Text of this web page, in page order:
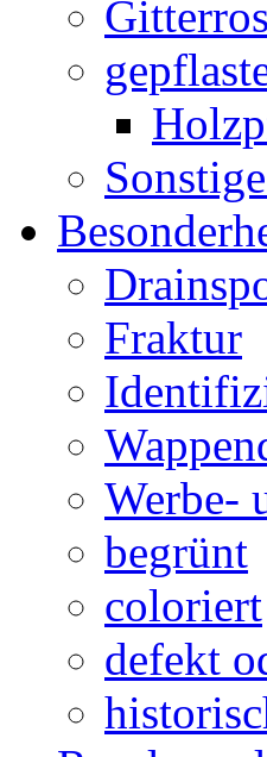
Fraktur
Werbe-
begrünt
coloriert
defekt